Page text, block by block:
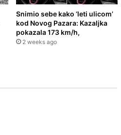
Snimio sebe kako ‘leti ulicom’
kod Novog Pazara: Kazaljka
pokazala 173 km/h,
2 weeks ago